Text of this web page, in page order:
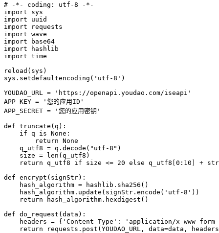
# -*- coding: utf-8 -*-
import sys
import uuid
import requests
import wave
import base64
import hashlib
import time
reload (sys)
sys.setdefaultencoding( 'utf-8' )
YOUDAO_URL
= 'https://openapi.youdao.com/iseapi'
APP_KEY = '您的应用ID'
APP_SECRET = '您的应用密钥'
def truncate (q):
    if
q is None :
        return
None
    q_utf8
= q.decode( "utf-8" )
    size
= len (q_utf8)
    return
q_utf8 if size <= 20 else q_utf8[ 0 : 10 + str
def encrypt (signStr):
    hash_algorithm
= hashlib.sha256()
    hash_algorithm.update(signStr.encode(
'utf-8' ))
    return
hash_algorithm.hexdigest()
def do_request (data):
    headers
= { 'Content-Type' :
'application/x-www-
    return
requests.post( YOUDAO_URL , data=data,
headers